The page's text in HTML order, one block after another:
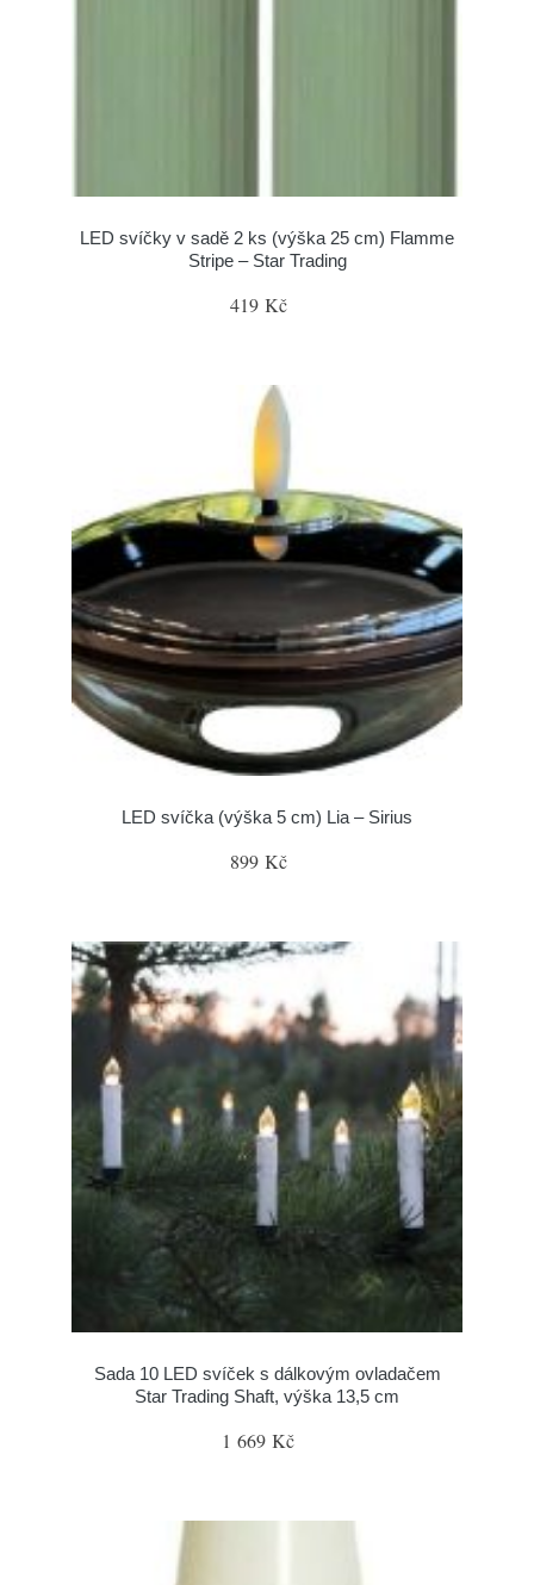
LED svíčky v sadě 2 ks (výška 25 cm) Flamme
Stripe – Star Trading
419 Kč
LED svíčka (výška 5 cm) Lia – Sirius
899 Kč
Sada 10 LED svíček s dálkovým ovladačem
Star Trading Shaft, výška 13,5 cm
1 669 Kč